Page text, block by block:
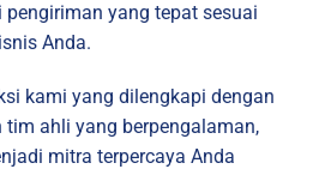
yang tepat sesuai
Anda.
kami yang dilengkapi dengan
ahli yang berpengalaman,
mitra terpercaya Anda